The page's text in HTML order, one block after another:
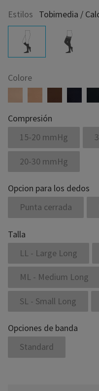
Estilos Tobimedia /
Colore
Compresión
15-20 mmHg
20-30 mmHg
Opcion para los dedos
Punta cerrada
Talla
LL - Large Long
ML - Medium Long
SL - Small Long
Opciones de banda
Standard